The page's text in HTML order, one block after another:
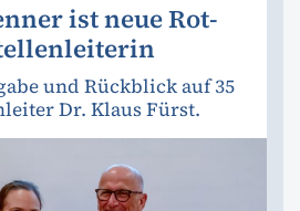
ist neue Rot-
und Rückblick auf 35
Dr. Klaus Fürst.